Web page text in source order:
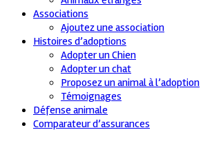
Associations
Ajoutez une association
Histoires d’adoptions
Adopter un Chien
Adopter un chat
Proposez un animal à l’adoption
Témoignages
Défense animale
Comparateur d’assurances